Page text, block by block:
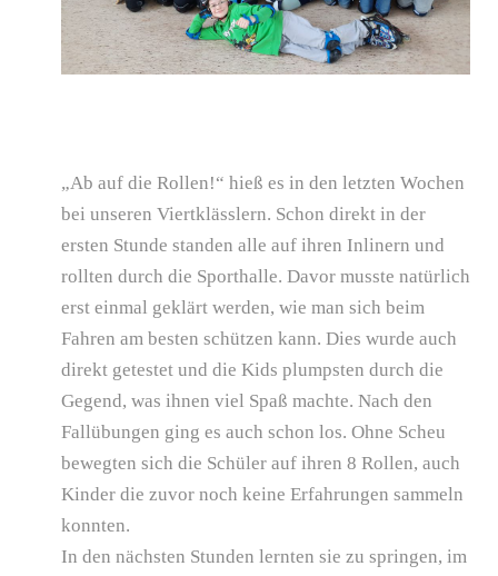
„Ab auf die Rollen!“ hieß es in den letzten Wochen
bei unseren Viertklässlern. Schon direkt in der
ersten Stunde standen alle auf ihren Inlinern und
rollten durch die Sporthalle. Davor musste natürlich
erst einmal geklärt werden, wie man sich beim
Fahren am besten schützen kann. Dies wurde auch
direkt getestet und die Kids plumpsten durch die
Gegend, was ihnen viel Spaß machte. Nach den
Fallübungen ging es auch schon los. Ohne Scheu
bewegten sich die Schüler auf ihren 8 Rollen, auch
Kinder die zuvor noch keine Erfahrungen sammeln
konnten.
In den nächsten Stunden lernten sie zu springen, im